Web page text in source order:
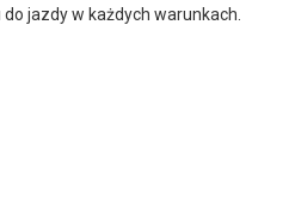
jazdy w każdych warunkach.